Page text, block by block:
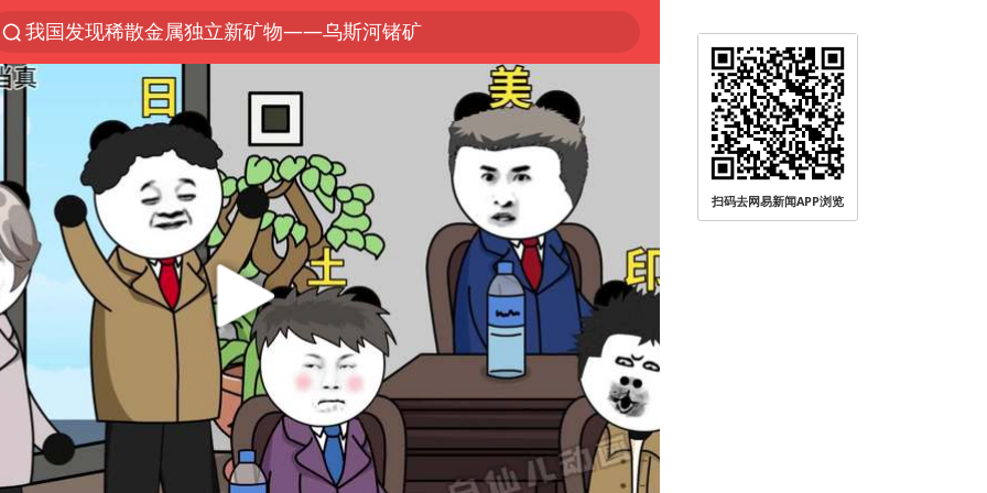
我国发现稀散金属独立新矿物——乌斯河锗矿
台风“白海豚”登陆 各地各部门全力应对
部分银行上调存款利率
小沈阳加盟《披荆斩棘》
新疆生产建设兵团生态环境局原局长被查
朱一龙的鼻子怎么了
上海暴雨已致多处积水
三预警齐发 11个省份有大到暴雨
上海地铁4条线路全线停运
上海鼓励居家办公
4.2平卫生间补漏注胶花1.55万
扫码去网易新闻APP浏览